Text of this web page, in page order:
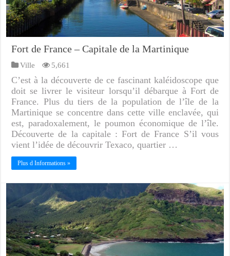
Fort de France – Capitale de la Martinique
Ville 5,661
C’est à la découverte de ce fascinant kaléidoscope que
doit se livrer le visiteur lorsqu’il débarque à Fort de
France. Plus du tiers de la population de l’île de la
Martinique se concentre dans cette ville enclavée, qui
est, paradoxalement, le poumon économique de l’île.
Découverte de la capitale : Fort de France S’il vous
vient l’idée de découvrir Texaco, quartier …
Plus d Informations »